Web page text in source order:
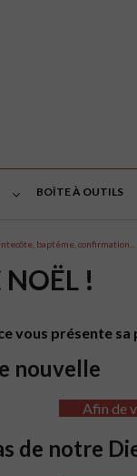
BOÎTE À OUTILS
baptême, confirmation...
NOËL !
vous présente sa
nouvelle
Afin de
de notre